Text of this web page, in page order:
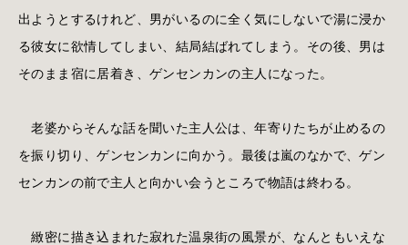
出ようとするけれど、男がいるのに全く気にしないで湯に浸か
る彼女に欲情してしまい、結局結ばれてしまう。その後、男は
そのまま宿に居着き、ゲンセンカンの主人になった。
老婆からそんな話を聞いた主人公は、年寄りたちが止めるの
を振り切り、ゲンセンカンに向かう。最後は嵐のなかで、ゲン
センカンの前で主人と向かい会うところで物語は終わる。
緻密に描き込まれた寂れた温泉街の風景が、なんともいえな